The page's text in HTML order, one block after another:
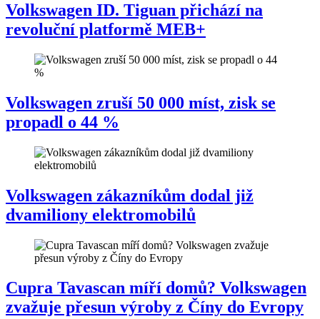
Volkswagen ID. Tiguan přichází na
revoluční platformě MEB+
Volkswagen zruší 50 000 míst, zisk se
propadl o 44 %
Volkswagen zákazníkům dodal již
dvamiliony elektromobilů
Cupra Tavascan míří domů? Volkswagen
zvažuje přesun výroby z Číny do Evropy